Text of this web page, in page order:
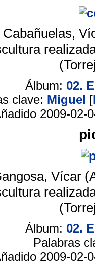
Álbum: 02.
clave: Miguel [
2009-02-
Vícar
Álbum: 02.
Palabras
2009-02-